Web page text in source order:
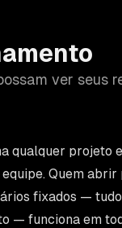
ver seus
qualquer projeto
Quem
fixados —
— funciona em